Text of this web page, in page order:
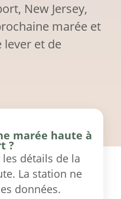
New Jersey,
marée et
lever et de
marée haute à
?
détails de la
La station ne
données.